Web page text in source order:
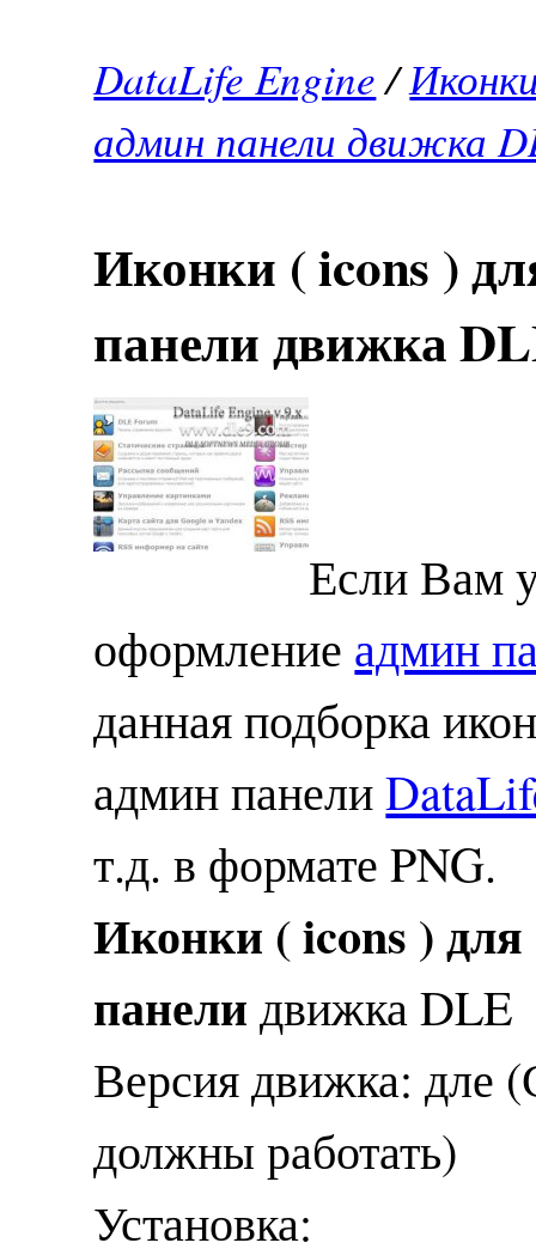
DataLife Engine/
админ панели движка
Иконки ( icons )
панели движка
Если Вам
оформление админ
данная подборка
админ панели
т.д. в формате PNG.
Иконки ( icons )
панели движка DLE
Версия движка: дле
должны работать)
Установка: